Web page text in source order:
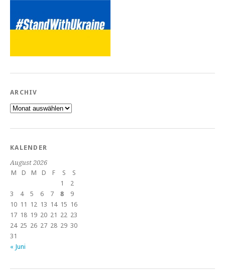
ARCHIV
Archiv
KALENDER
August 2026
M
D M D F S S
« Juni
1
2
3
4 5 6 7 8
9
10 11 12 13 14 15 16
17 18 19 20 21 22 23
24 25 26 27 28 29 30
31